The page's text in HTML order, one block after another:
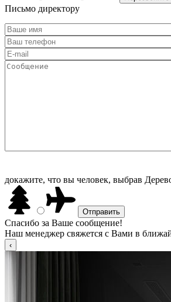
Письмо директору
докажите, что вы человек, выбрав
Спасибо за Ваше сообщение!
Наш менеджер свяжется с Вами в